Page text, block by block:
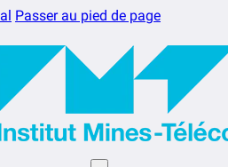
Passer au pied de page